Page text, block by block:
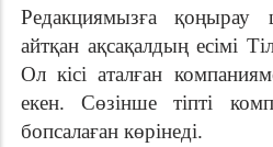
Редакциямызға
айтқан ақсақалдың есімі
Ол кісі аталған
екен. Сөзінше тіпті
бопсалаған көрінеді.